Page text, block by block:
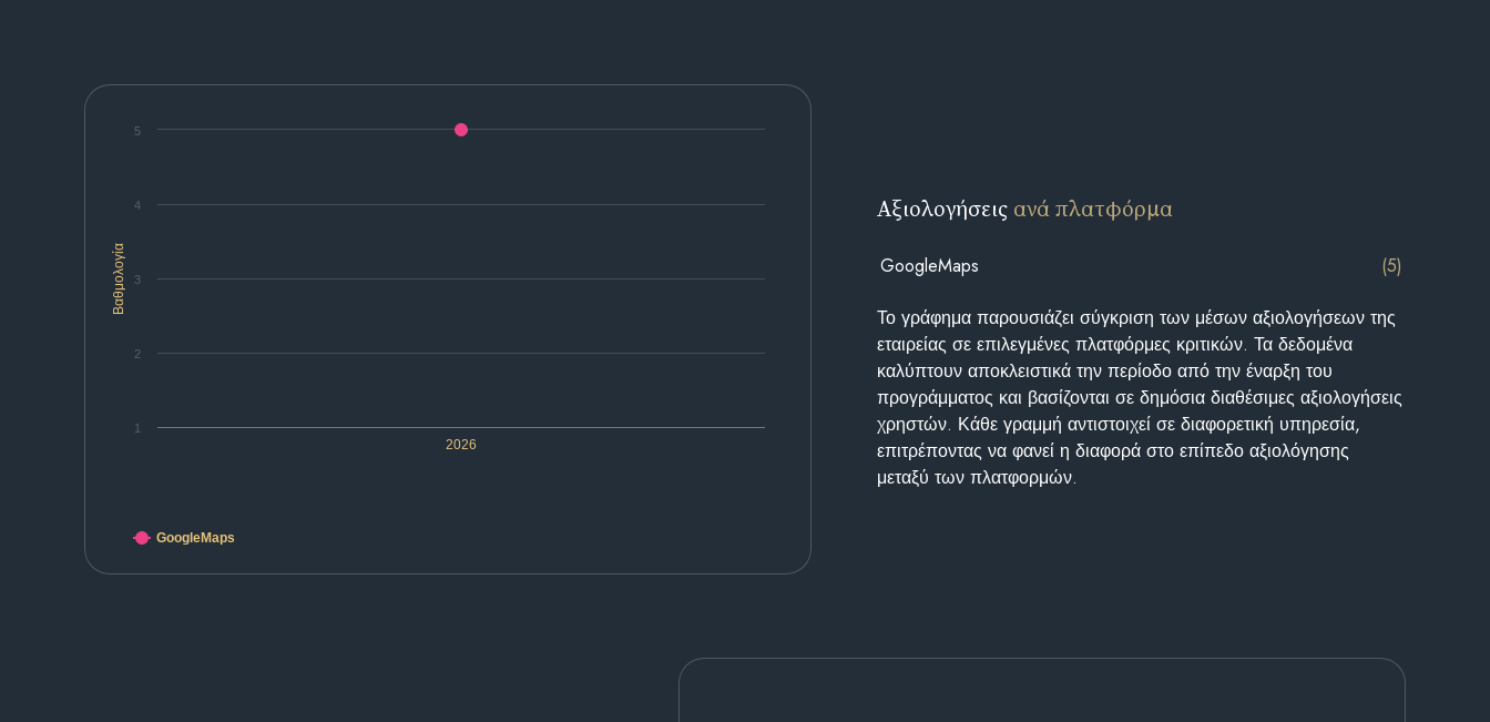
Βαθμολογία
2026
1
2
3
4
5
GoogleMaps
Αξιολογήσεις ανά πλατφόρμα
GoogleMaps (5)
Το γράφημα παρουσιάζει σύγκριση των μέσων αξιολογήσεων της
εταιρείας σε επιλεγμένες πλατφόρμες κριτικών. Τα δεδομένα
καλύπτουν αποκλειστικά την περίοδο από την έναρξη του
προγράμματος και βασίζονται σε δημόσια διαθέσιμες αξιολογήσεις
χρηστών. Κάθε γραμμή αντιστοιχεί σε διαφορετική υπηρεσία,
επιτρέποντας να φανεί η διαφορά στο επίπεδο αξιολόγησης
μεταξύ των πλατφορμών.